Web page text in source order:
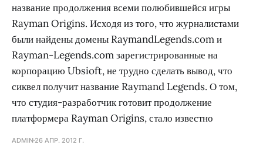
название продолжения всеми полюбившейся игры
Rayman Origins. Исходя из того, что журналистами
были найдены домены RaymandLegends.com и
Rayman-Legends.com зарегистрированные на
корпорацию Ubsioft, не трудно сделать вывод, что
сиквел получит название Raymand Legends. О том,
что студия-разработчик готовит продолжение
платформера Rayman Origins, стало известно
ADMIN 26 АПР. 2012 Г.